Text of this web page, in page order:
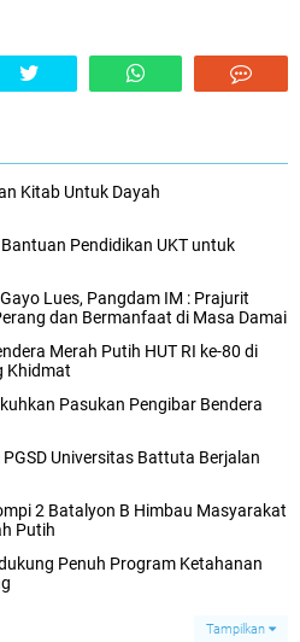
Kitab Untuk Dayah
Pendidikan UKT untuk
Lues, Pangdam IM : Prajurit
dan Bermanfaat di Masa Damai
Merah Putih HUT RI ke-80 di
Khidmat
Pasukan Pengibar Bendera
Universitas Battuta Berjalan
2 Batalyon B Himbau Masyarakat
Putih
Penuh Program Ketahanan
Tampilkan